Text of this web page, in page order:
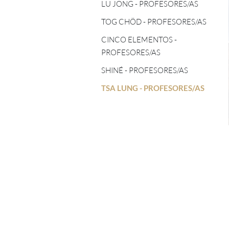
CINCO ELEMENTOS -
PROFESORES/AS
SHINÉ - PROFESORES/AS
LU JONG - PROFESORES/AS
TOG CHÖD - PROFESORES/AS
CINCO ELEMENTOS -
PROFESORES/AS
SHINÉ - PROFESORES/AS
TSA LUNG - PROFESORES/AS